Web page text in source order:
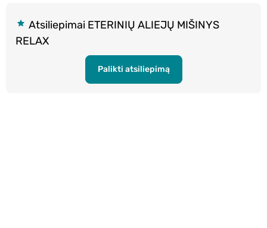
Atsiliepimai ETERINIŲ ALIEJŲ MIŠINYS
RELAX
Palikti atsiliepimą